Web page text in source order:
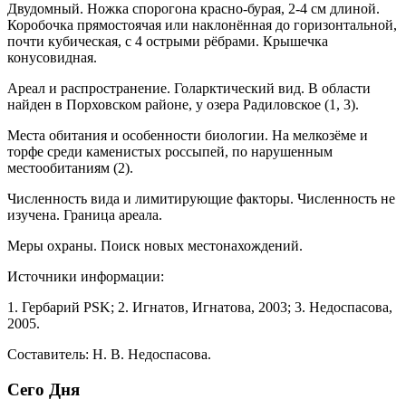
Двудомный. Ножка спорогона красно-бурая, 2-4 см длиной.
Коробочка прямостоячая или наклонённая до горизонтальной,
почти кубическая, с 4 острыми рёбрами. Крышечка
конусовидная.
Ареал и распространение. Голарктический вид. В области
найден в Порховском районе, у озера Радиловское (1, 3).
Места обитания и особенности биологии. На мелкозёме и
торфе среди каменистых россыпей, по нарушенным
местообитаниям (2).
Численность вида и лимитирующие факто­ры. Численность не
изучена. Граница ареала.
Меры охраны. Поиск новых местонахождений.
Источники информации:
1. Гербарий PSK; 2. Игнатов, Игнатова, 2003; 3. Не­доспасова,
2005.
Составитель: Н. В. Недоспасова.
Сего Дня